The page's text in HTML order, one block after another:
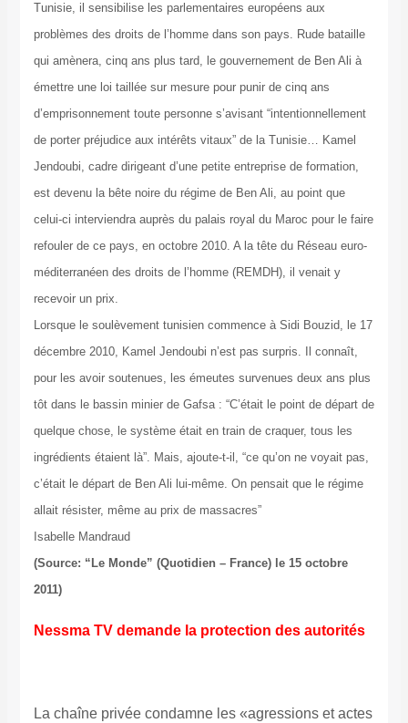
Tunisie, il sensibilise les parlementaires européens aux
problèmes des droits de l’homme dans son pays. Rude bataille
qui amènera, cinq ans plus tard, le gouvernement de Ben Ali à
émettre une loi taillée sur mesure pour punir de cinq ans
d’emprisonnement toute personne s’avisant “intentionnellement
de porter préjudice aux intérêts vitaux” de la Tunisie… Kamel
Jendoubi, cadre dirigeant d’une petite entreprise de formation,
est devenu la bête noire du régime de Ben Ali, au point que
celui-ci interviendra auprès du palais royal du Maroc pour le faire
refouler de ce pays, en octobre 2010. A la tête du Réseau euro-
méditerranéen des droits de l’homme (REMDH), il venait y
recevoir un prix.
Lorsque le soulèvement tunisien commence à Sidi Bouzid, le 17
décembre 2010, Kamel Jendoubi n’est pas surpris. Il connaît,
pour les avoir soutenues, les émeutes survenues deux ans plus
tôt dans le bassin minier de Gafsa : “C’était le point de départ de
quelque chose, le système était en train de craquer, tous les
ingrédients étaient là”. Mais, ajoute-t-il, “ce qu’on ne voyait pas,
c’était le départ de Ben Ali lui-même. On pensait que le régime
allait résister, même au prix de massacres”
Isabelle Mandraud
(Source: “Le Monde” (Quotidien – France) le 15 octobre
2011)
Nessma TV demande la protection des autorités
La chaîne privée condamne les «agressions et actes